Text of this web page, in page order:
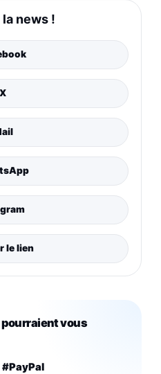
news !
X
le lien
pourraient vous
#PayPal